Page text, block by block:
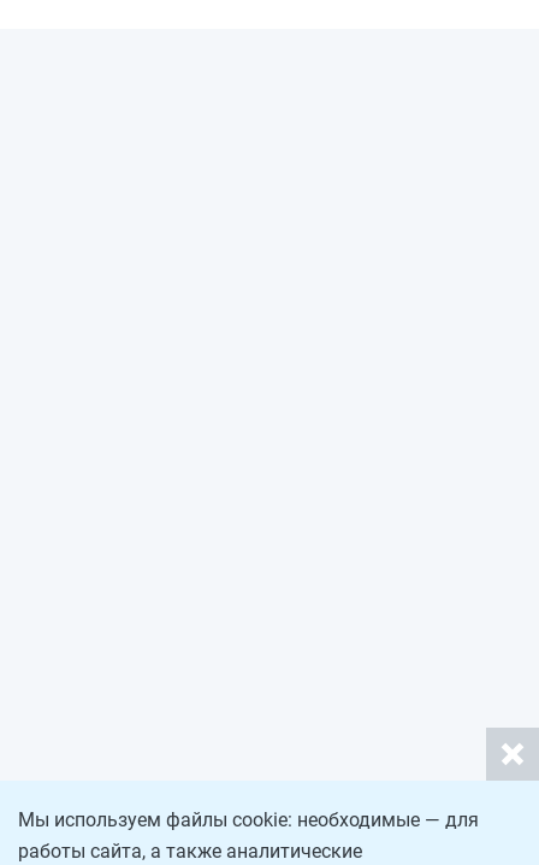
Мы используем файлы cookie: необходимые — для
работы сайта, а также аналитические